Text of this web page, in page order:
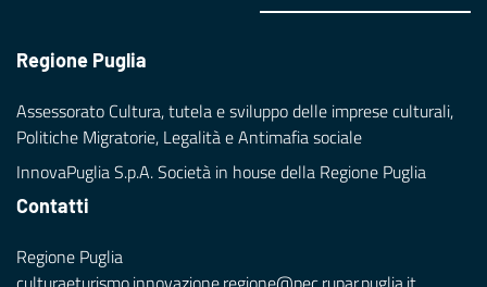
Regione Puglia
Assessorato Cultura, tutela e sviluppo delle imprese culturali,
Politiche Migratorie, Legalità e Antimafia sociale
InnovaPuglia S.p.A. Società in house della Regione Puglia
Contatti
Regione Puglia